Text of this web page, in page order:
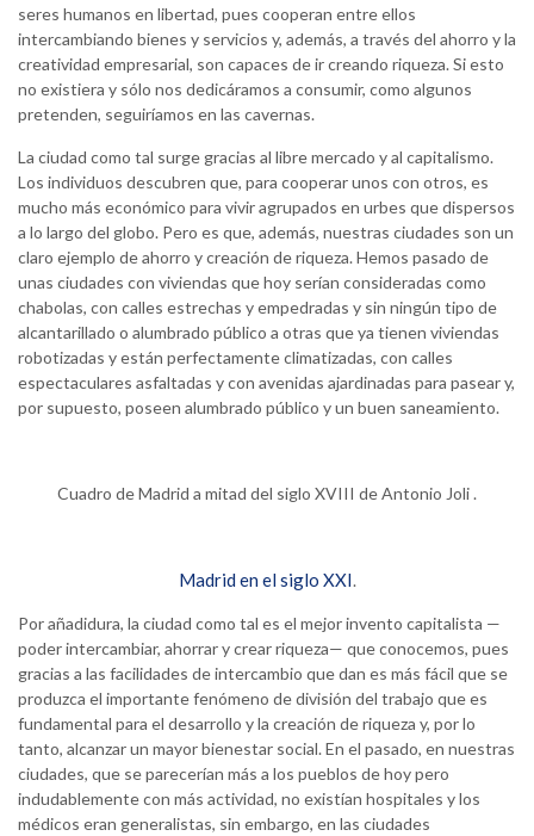
seres humanos en libertad, pues cooperan entre ellos
intercambiando bienes y servicios y, además, a través del ahorro y la
creatividad empresarial, son capaces de ir creando riqueza. Si esto
no existiera y sólo nos dedicáramos a consumir, como algunos
pretenden, seguiríamos en las cavernas.
La ciudad como tal surge gracias al libre mercado y al capitalismo.
Los individuos descubren que, para cooperar unos con otros, es
mucho más económico para vivir agrupados en urbes que dispersos
a lo largo del globo. Pero es que, además, nuestras ciudades son un
claro ejemplo de ahorro y creación de riqueza. Hemos pasado de
unas ciudades con viviendas que hoy serían consideradas como
chabolas, con calles estrechas y empedradas y sin ningún tipo de
alcantarillado o alumbrado público a otras que ya tienen viviendas
robotizadas y están perfectamente climatizadas, con calles
espectaculares asfaltadas y con avenidas ajardinadas para pasear y,
por supuesto, poseen alumbrado público y un buen saneamiento.
Cuadro de Madrid a mitad del siglo XVIII de Antonio Joli .
Madrid en el siglo XXI.
Por añadidura, la ciudad como tal es el mejor invento capitalista —
poder intercambiar, ahorrar y crear riqueza— que conocemos, pues
gracias a las facilidades de intercambio que dan es más fácil que se
produzca el importante fenómeno de división del trabajo que es
fundamental para el desarrollo y la creación de riqueza y, por lo
tanto, alcanzar un mayor bienestar social. En el pasado, en nuestras
ciudades, que se parecerían más a los pueblos de hoy pero
indudablemente con más actividad, no existían hospitales y los
médicos eran generalistas, sin embargo, en las ciudades